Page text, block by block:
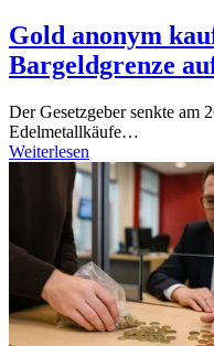
Gold anonym
Bargeldgrenze
Der Gesetzgeber senkte am
Edelmetallkäufe…
Weiterlesen